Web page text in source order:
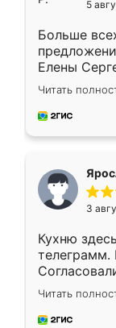
5
Больше
Елены
короткие
для
предложил
Читать
3
Кухню
телеграмм.
недели
довольны
мебель за
Читать